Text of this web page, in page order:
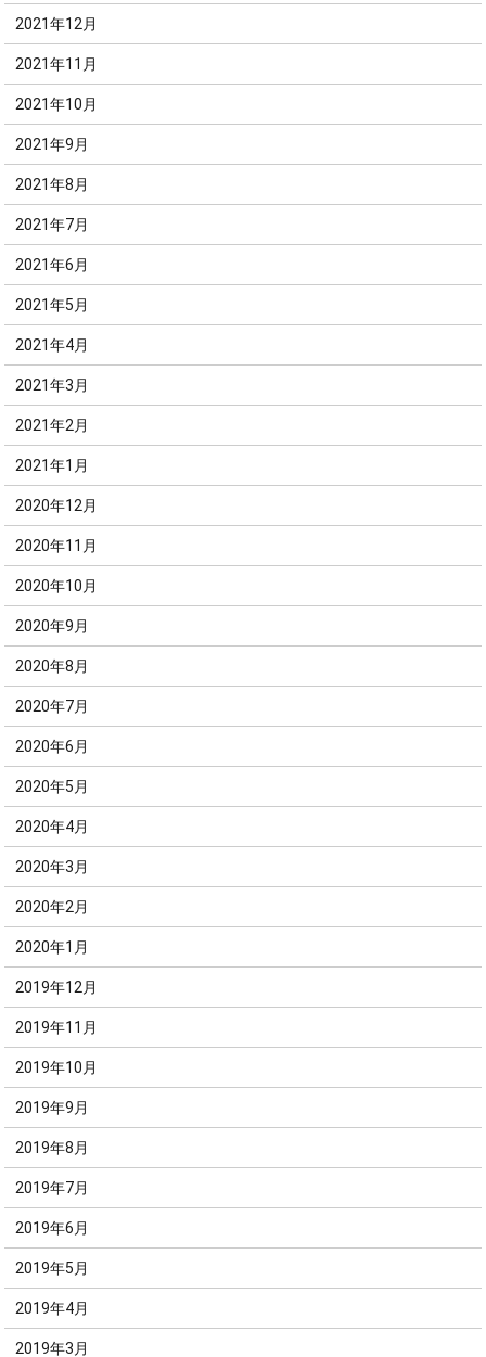
2021年12月
2021年11月
2021年10月
2021年9月
2021年8月
2021年7月
2021年6月
2021年5月
2021年4月
2021年3月
2021年2月
2021年1月
2020年12月
2020年11月
2020年10月
2020年9月
2020年8月
2020年7月
2020年6月
2020年5月
2020年4月
2020年3月
2020年2月
2020年1月
2019年12月
2019年11月
2019年10月
2019年9月
2019年8月
2019年7月
2019年6月
2019年5月
2019年4月
2019年3月